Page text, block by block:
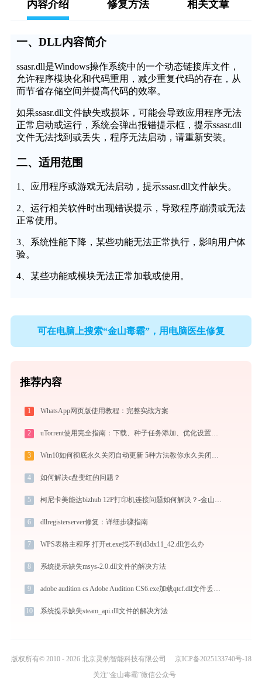
内容介绍 修复方法 相关文章
一、DLL内容简介
ssasr.dll是Windows操作系统中的一个动态链接库文件，
允许程序模块化和代码重用，减少重复代码的存在，从
而节省存储空间并提高代码的效率。
如果ssasr.dll文件缺失或损坏，可能会导致应用程序无法
正常启动或运行，系统会弹出报错提示框，提示ssasr.dll
文件无法找到或丢失，程序无法启动，请重新安装。
二、适用范围
1、应用程序或游戏无法启动，提示ssasr.dll文件缺失。
2、运行相关软件时出现错误提示，导致程序崩溃或无法
正常使用。
3、系统性能下降，某些功能无法正常执行，影响用户体
验。
4、某些功能或模块无法正常加载或使用。
可在电脑上搜索“金山毒霸”，用电脑医生修复
推荐内容
1 WhatsApp网页版使用教程：完整实战方案
2 uTorrent使用完全指南：下载、种子任务添加、优化设置与BT客户端对比
3 Win10如何彻底永久关闭自动更新 5种方法教你永久关闭win10自动更新
4 如何解决c盘变红的问题？
5 柯尼卡美能达bizhub 12P打印机连接问题如何解决？-金山毒霸
6 dllregisterserver修复：详细步骤指南
7 WPS表格主程序 打开et.exe找不到d3dx11_42.dll怎么办
8 系统提示缺失msys-2.0.dll文件的解决方法
9 adobe audition cs Adobe Audition CS6.exe加载qtcf.dll文件丢失处理办法
10 系统提示缺失steam_api.dll文件的解决方法
版权所有© 2010 - 2026 北京灵豹智能科技有限公司
京ICP备2025133740号-18
关注“金山毒霸”微信公众号